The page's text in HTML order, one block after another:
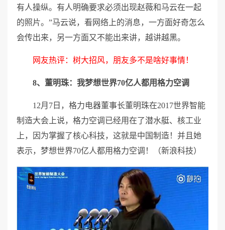
有人操纵。有人明确要求必须出现赵薇和马云在一起
的照片。”马云说，看网络上的消息，一方面好奇怎么
会传出来，另一方面又不能出来讲，越讲越黑。
网友热评：树大招风，朋友多不是啥好事情！
8、董明珠：我梦想世界70亿人都用格力空调
12月7日，格力电器董事长董明珠在2017世界智能
制造大会上说，格力空调已经用在了潜水艇、核工业
上，因为掌握了核心科技，这就是中国制造！并且她
表示，梦想世界70亿人都用格力空调！（新浪科技）